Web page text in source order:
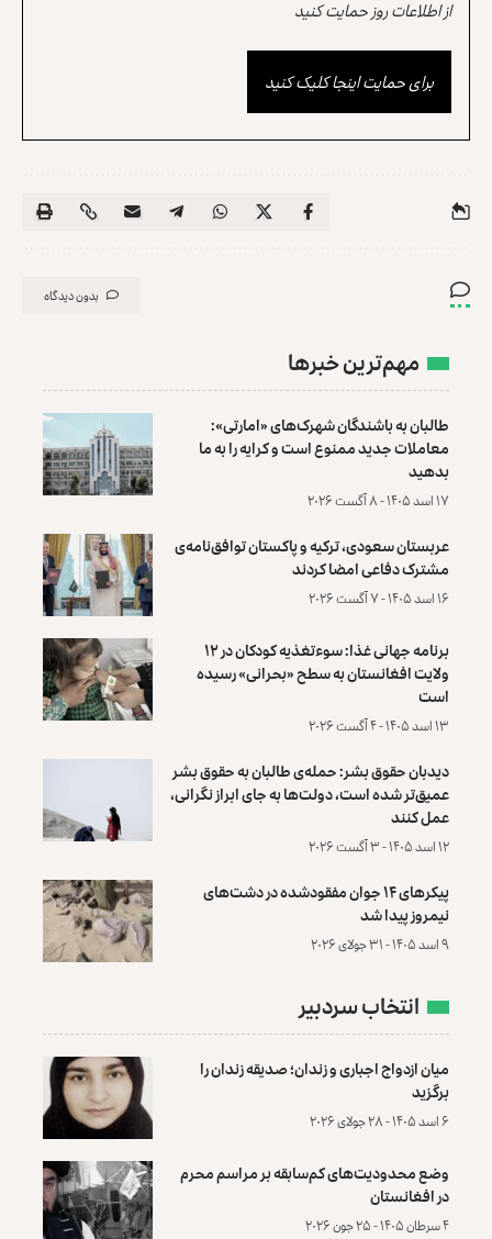
از اطلاعات روز حمایت کنید
برای حمایت اینجا کلیک کنید
بدون دیدگاه
مهم‌ترین خبرها
طالبان به باشندگان شهرک‌های «امارتی»:
معاملات جدید ممنوع است و کرایه را به ما
بدهید
۱۷ اسد ۱۴۰۵ - ۸ آگست ۲۰۲۶
عربستان سعودی، ترکیه و پاکستان توافق‌نامه‌ی
مشترک دفاعی امضا کردند
۱۶ اسد ۱۴۰۵ - ۷ آگست ۲۰۲۶
برنامه جهانی غذا: سوءتغذیه کودکان در ۱۲
ولایت افغانستان به سطح «بحرانی» رسیده
است
۱۳ اسد ۱۴۰۵ - ۴ آگست ۲۰۲۶
دیدبان حقوق بشر: حمله‌ی طالبان به حقوق بشر
عمیق‌تر شده است، دولت‌ها به جای ابراز نگرانی،
عمل کنند
۱۲ اسد ۱۴۰۵ - ۳ آگست ۲۰۲۶
پیکرهای ۱۴ جوان مفقودشده در دشت‌های
نیمروز پیدا شد
۹ اسد ۱۴۰۵ - ۳۱ جولای ۲۰۲۶
انتخاب سردبیر
میان ازدواج اجباری و زندان؛ صدیقه زندان را
برگزید
۶ اسد ۱۴۰۵ - ۲۸ جولای ۲۰۲۶
وضع محدودیت‌های کم‌سابقه بر مراسم محرم
در افغانستان
۴ سرطان ۱۴۰۵ - ۲۵ جون ۲۰۲۶